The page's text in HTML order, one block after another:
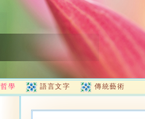
哲學 語言文字 傳統藝術